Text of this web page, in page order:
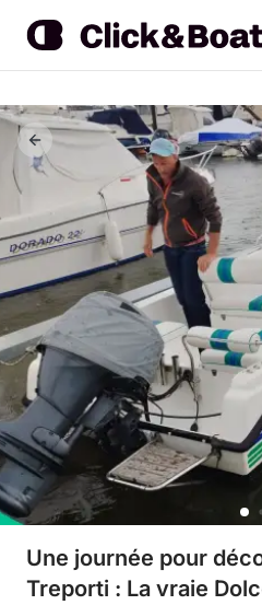
Une journée pour
Treporti : La vraie